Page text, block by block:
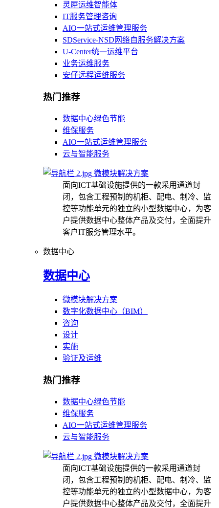
灵犀运维智能体
IT服务管理咨询
AIO一站式运维管理服务
SDService-NSD网络自服务解决方案
U-Center统一运维平台
业务运维服务
安仔远程运维服务
热门推荐
数据中心绿色节能
维保服务
AIO一站式运维管理服务
云与智能服务
微模块解决方案
面向ICT基础设施提供的一款采用通道封
闭，包含工程预制的机柜、配电、制冷、监
控等功能单元的独立的小型数据中心，为客
户提供数据中心整体产品及交付，全面提升
客户IT服务管理水平。
数据中心
数据中心
微模块解决方案
数字化数据中心（BIM）
咨询
设计
实施
验证及运维
热门推荐
数据中心绿色节能
维保服务
AIO一站式运维管理服务
云与智能服务
微模块解决方案
面向ICT基础设施提供的一款采用通道封
闭，包含工程预制的机柜、配电、制冷、监
控等功能单元的独立的小型数据中心，为客
户提供数据中心整体产品及交付，全面提升